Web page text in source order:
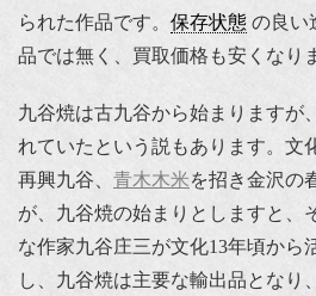
られた作品です。 保存状態 の良い
品では無く、買取価格も安くなり
九谷焼は古九谷から始まりますが
れていたという説もあります。文
再興九谷、 青木木米を招き金沢の
が、九谷焼の始まりとしますと、
な作家九谷庄三が文化13年頃から
し、九谷焼は主要な輸出品となり